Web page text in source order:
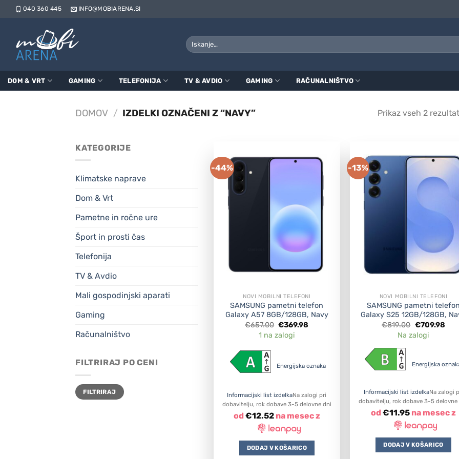
Skoči 040 360 445 INFO@MOBIARENA.SI
Išči:
DOM & VRT GAMING TELEFONIJA TV & AVDIO GAMING RAČUNALNIŠTVO
DOMOV / IZDELKI OZNAČENI Z “NAVY” Prikaz vseh 2
KATEGORIJE
Klimatske naprave
Dom & Vrt
Pametne in ročne ure
Šport in prosti čas
Telefonija
TV & Avdio
Mali gospodinjski aparati
Gaming
Računalništvo
FILTRIRAJ PO CENI
Min
cena
Max
cenaFILTRIRAJ
-44%
NOVI MOBILNI TELEFONI
SAMSUNG pametni telefon
Galaxy A57 8GB/128GB, Navy
€657.00 Original
price
was:
€369.98
1 na zalogi
Energijska oznaka
Informacijski list izdelkaNa zalogi pri
dobavitelju, rok dobave 3-5 delovne dni
od €12.52na mesec z
DODAJ V KOŠARICO
-13%
NOVI MOBILNI TELEFONI
SAMSUNG pametni telefon
Galaxy S25 12GB/128GB,
€819.00 Original
price
was:
€709.98
Na zalogi
Energijska
Informacijski list izdelkaNa zalogi
dobavitelju, rok dobave 3-5 delovne
od €11.95na mesec z
DODAJ V KOŠARICO